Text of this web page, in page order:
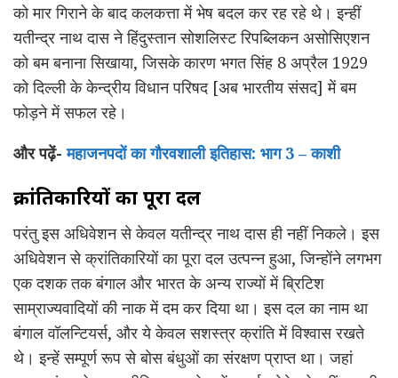
को मार गिराने के बाद कलकत्ता में भेष बदल कर रह रहे थे। इन्हीं
यतीन्द्र नाथ दास ने हिंदुस्तान सोशलिस्ट रिपब्लिकन असोसिएशन
को बम बनाना सिखाया, जिसके कारण भगत सिंह 8 अप्रैल 1929
को दिल्ली के केन्द्रीय विधान परिषद [अब भारतीय संसद] में बम
फोड़ने में सफल रहे।
और पढ़ें-महाजनपदों का गौरवशाली इतिहास: भाग 3 – काशी
क्रांतिकारियों का पूरा दल
परंतु इस अधिवेशन से केवल यतीन्द्र नाथ दास ही नहीं निकले। इस
अधिवेशन से क्रांतिकारियों का पूरा दल उत्पन्न हुआ, जिन्होंने लगभग
एक दशक तक बंगाल और भारत के अन्य राज्यों में ब्रिटिश
साम्राज्यवादियों की नाक में दम कर दिया था। इस दल का नाम था
बंगाल वॉलन्टियर्स, और ये केवल सशस्त्र क्रांति में विश्वास रखते
थे। इन्हें सम्पूर्ण रूप से बोस बंधुओं का संरक्षण प्राप्त था। जहां